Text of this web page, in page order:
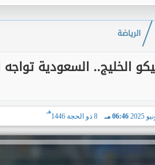
الرياضة
الخليج.. السعودية
06:46 مـ 8 ذو الحجة 1446
هـ